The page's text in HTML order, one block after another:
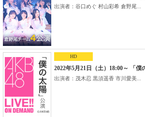
出演者：谷口めぐ 村山彩希 倉野尾...
HD
2022年5月21日（土）18:00～ 「僕
出演者：茂木忍 黒須遥香 市川愛美...